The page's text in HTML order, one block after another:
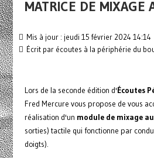
MATRICE DE MIXAGE
Mis à jour : jeudi 15 février 2024 14:14
Écrit par écoutes à la périphérie du
Lors de la seconde édition d'Écoutes
Fred Mercure vous propose de vous
réalisation d'un module de mixage
sorties) tactile qui fonctionne par
doigts).